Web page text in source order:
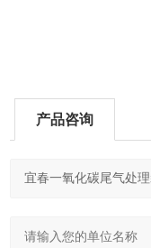
产品咨询